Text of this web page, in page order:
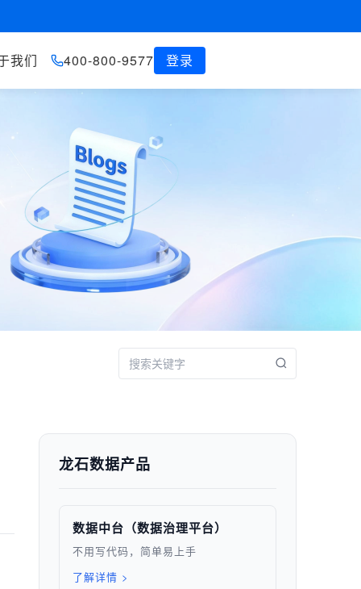
龙石数据产品
数据中台（数据治理平台）
不用写代码，简单易上手
了解详情 >
我们 400-800-9577 登录